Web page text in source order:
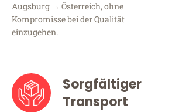
Augsburg → Österreich, ohne
Kompromisse bei der Qualität
einzugehen.
Sorgfältiger
Transport